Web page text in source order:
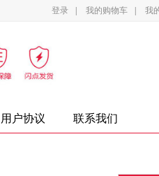
登录 我的购物车 我
家电 办公家具
用户协议 联系我们